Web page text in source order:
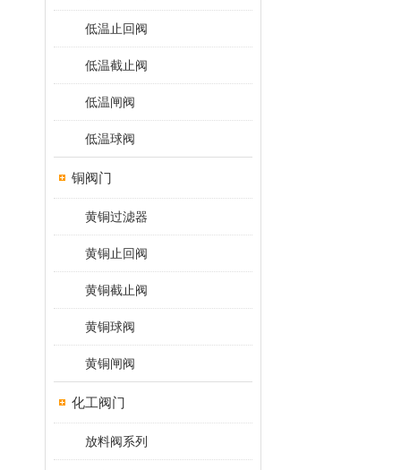
低温止回阀
低温截止阀
低温闸阀
低温球阀
铜阀门
黄铜过滤器
黄铜止回阀
黄铜截止阀
黄铜球阀
黄铜闸阀
化工阀门
放料阀系列